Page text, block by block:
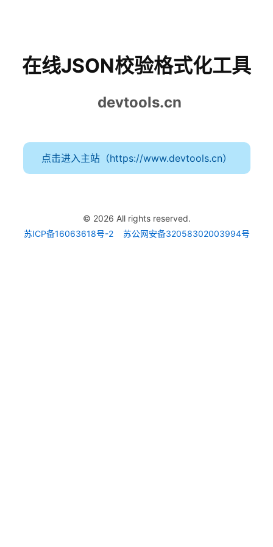
在线JSON校验格式化工具
devtools.cn
点击进入主站（https://www.devtools.cn）
© 2026 All rights reserved.
苏ICP备16063618号-2
苏公网安备32058302003994号